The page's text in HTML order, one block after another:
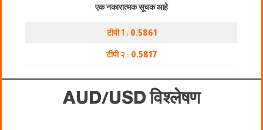
एक नकारात्मक सूचक आहे
टीपी 1 : 0.5861
टीपी २ : 0.5817
AUD/USD विश्लेषण